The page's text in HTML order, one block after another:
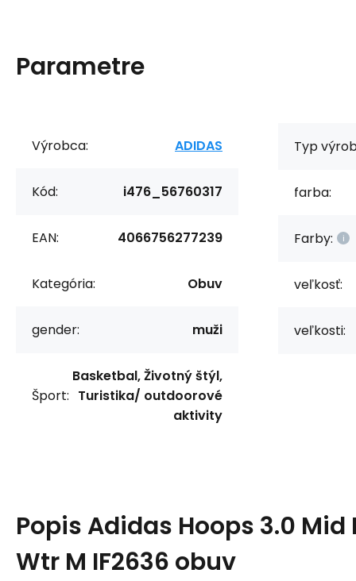
Parametre
Výrobca: ADIDAS
Kód: i476_56760317
EAN: 4066756277239
Kategória: Obuv
gender: muži
Šport:
Basketbal, Životný štýl,
Turistika/ outdoorové
aktivity
Typ
farba:
Farby:
veľkosť:
veľkosti:
Popis Adidas Hoops 3.0
Wtr M IF2636 obuv